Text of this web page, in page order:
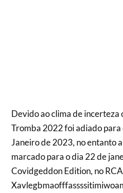
Devido ao clima de incerteza
Tromba 2022 foi adiado para
Janeiro de 2023, no entanto
marcado para o dia 22 de
Covidgeddon Edition, no